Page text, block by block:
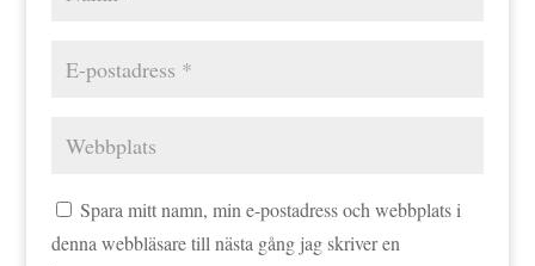
Spara mitt namn, min e-postadress och webbplats i
denna webbläsare till nästa gång jag skriver en